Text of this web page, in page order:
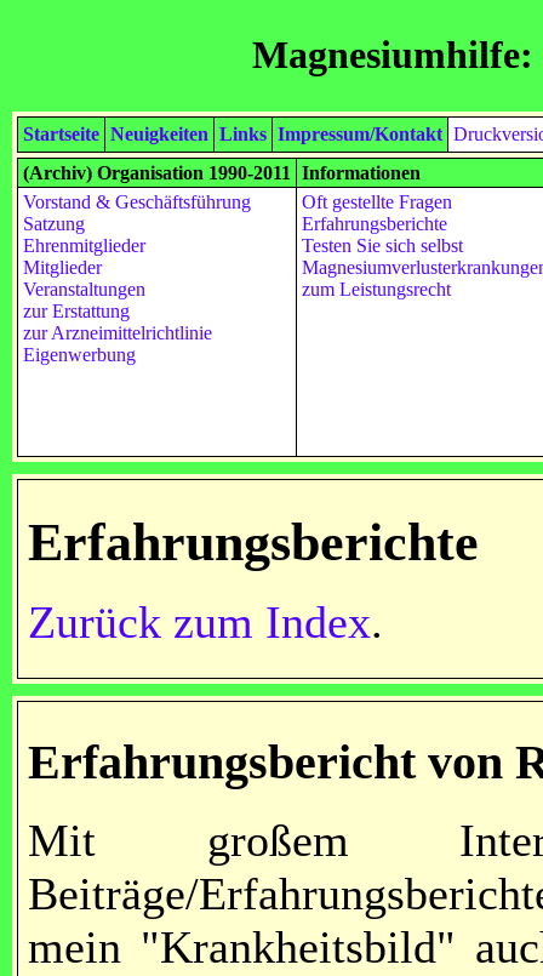
Startseite Neuigkeiten Links Impressum/Kontakt
(Archiv) Organisation 1990-2011
Informationen
Vorstand & Geschäftsführung
Satzung
Ehrenmitglieder
Mitglieder
Veranstaltungen
zur Erstattung
zur Arzneimittelrichtlinie
Eigenwerbung
Oft gestellte Fragen
Erfahrungsberichte
Testen Sie sich selbst
zum Leistungsrecht
Erfahrungsberichte
Zurück zum Index.
Erfahrungsbericht von
Mit großem
Beiträge/
mein "Krankheitsbild"